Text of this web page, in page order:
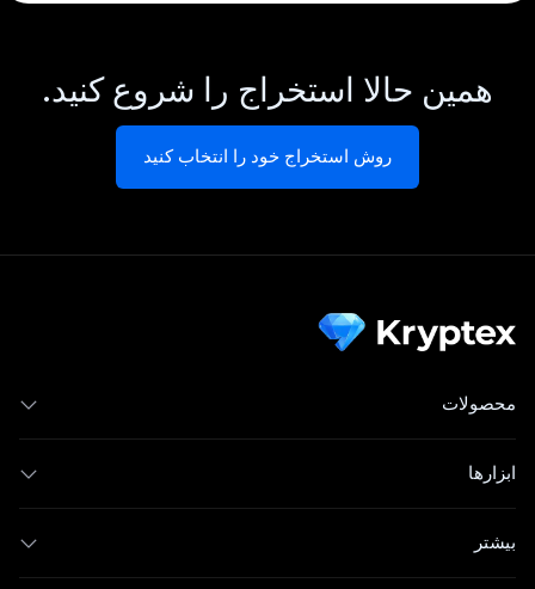
همین حالا استخراج را شروع کنید.
روش استخراج خود را انتخاب کنید
محصولات
ابزارها
بیشتر